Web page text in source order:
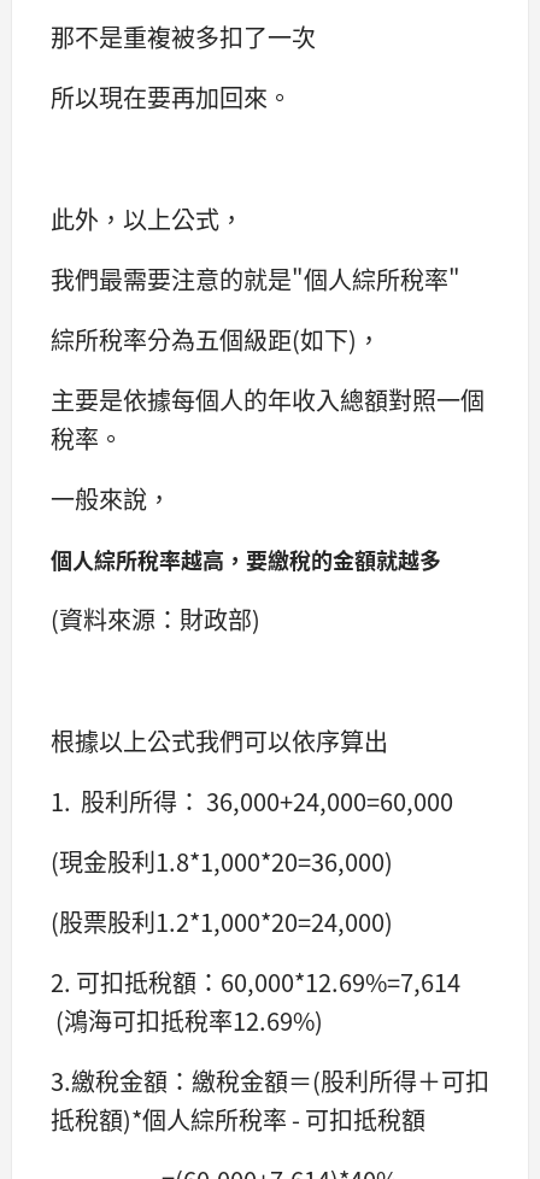
那不是重複被多扣了一次
所以現在要再加回來。
此外，以上公式，
我們最需要注意的就是"個人綜所稅率"
綜所稅率分為五個級距(如下)，
主要是依據每個人的年收入總額對照一個
稅率。
一般來說，
個人綜所稅率越高，要繳稅的金額就越多
(資料來源：財政部)
根據以上公式我們可以依序算出
1. 股利所得： 36,000+24,000=60,000
(現金股利1.8*1,000*20=36,000)
(股票股利1.2*1,000*20=24,000)
2. 可扣抵稅額：60,000*12.69%=7,614
(鴻海可扣抵稅率12.69%)
3.繳稅金額：繳稅金額＝(股利所得＋可扣
抵稅額)*個人綜所稅率 - 可扣抵稅額